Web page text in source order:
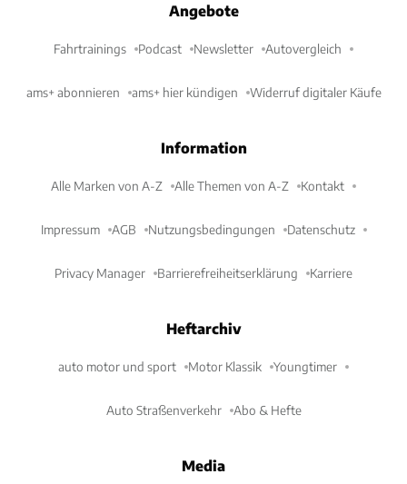
Angebote
Fahrtrainings Podcast Newsletter Autovergleich
ams+ abonnieren ams+ hier kündigen Widerruf digitaler Käufe
Information
Alle Marken von A-Z Alle Themen von A-Z Kontakt
Impressum AGB Nutzungsbedingungen Datenschutz
Privacy Manager Barrierefreiheitserklärung Karriere
Heftarchiv
auto motor und sport Motor Klassik Youngtimer
Auto Straßenverkehr Abo & Hefte
Media